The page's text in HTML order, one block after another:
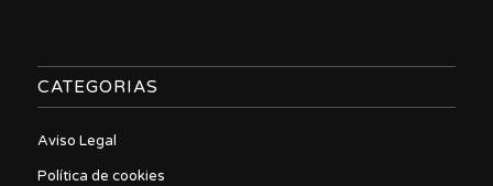
CATEGORIAS
Aviso Legal
Política de cookies